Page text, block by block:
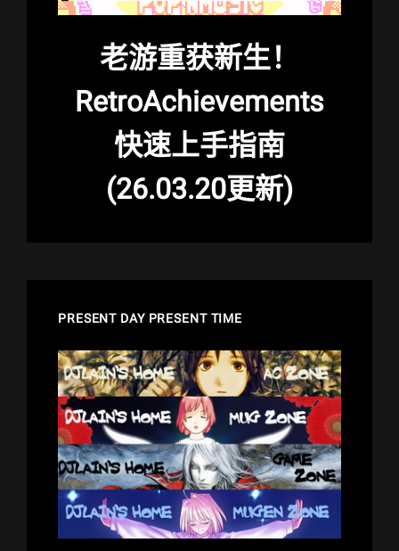
老游重获新生！
RetroAchievements
快速上手指南
(26.03.20更新)
PRESENT DAY PRESENT TIME